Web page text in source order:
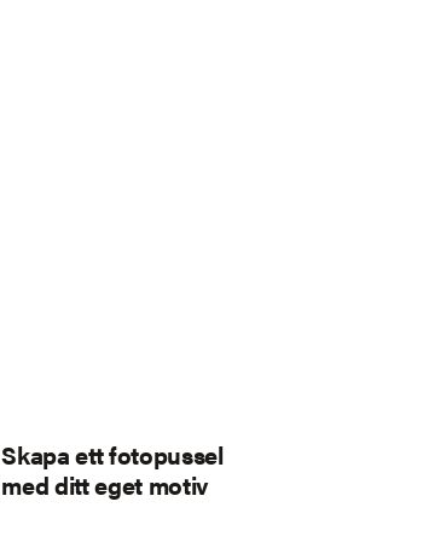
Skapa ett fotopussel
med ditt eget motiv